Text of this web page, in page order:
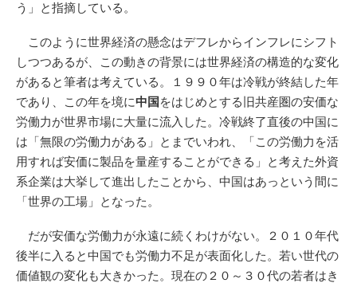
う」と指摘している。
このように世界経済の懸念はデフレからインフレにシフト
しつつあるが、この動きの背景には世界経済の構造的な変化
があると筆者は考えている。１９９０年は冷戦が終結した年
であり、この年を境に中国 をはじめとする旧共産圏の安価な
労働力が世界市場に大量に流入した。冷戦終了直後の中国に
は「無限の労働力がある」とまでいわれ、「この労働力を活
用すれば安価に製品を量産することができる」と考えた外資
系企業は大挙して進出したことから、中国はあっという間に
「世界の工場」となった。
だが安価な労働力が永遠に続くわけがない。２０１０年代
後半に入ると中国でも労働力不足が表面化した。若い世代の
価値観の変化も大きかった。現在の２０～３０代の若者はき